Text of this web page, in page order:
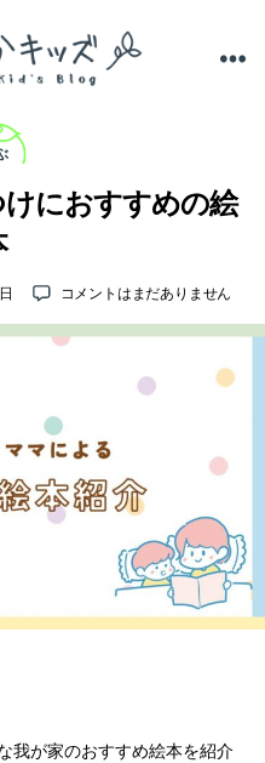
けにおすすめの絵
【0〜
歳】
つ
け
お
す
本
コメントはまだありません
我が家のおすすめ絵本を紹介